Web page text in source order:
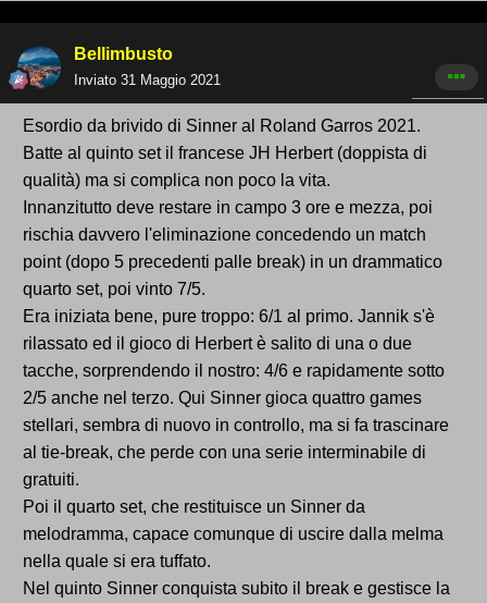
Bellimbusto
Inviato 31 Maggio 2021
Esordio da brivido di Sinner al Roland Garros 2021.
Batte al quinto set il francese JH Herbert (doppista di
qualità) ma si complica non poco la vita.
Innanzitutto deve restare in campo 3 ore e mezza, poi
rischia davvero l'eliminazione concedendo un match
point (dopo 5 precedenti palle break) in un drammatico
quarto set, poi vinto 7/5.
Era iniziata bene, pure troppo: 6/1 al primo. Jannik s'è
rilassato ed il gioco di Herbert è salito di una o due
tacche, sorprendendo il nostro: 4/6 e rapidamente sotto
2/5 anche nel terzo. Qui Sinner gioca quattro games
stellari, sembra di nuovo in controllo, ma si fa trascinare
al tie-break, che perde con una serie interminabile di
gratuiti.
Poi il quarto set, che restituisce un Sinner da
melodramma, capace comunque di uscire dalla melma
nella quale si era tuffato.
Nel quinto Sinner conquista subito il break e gestisce la